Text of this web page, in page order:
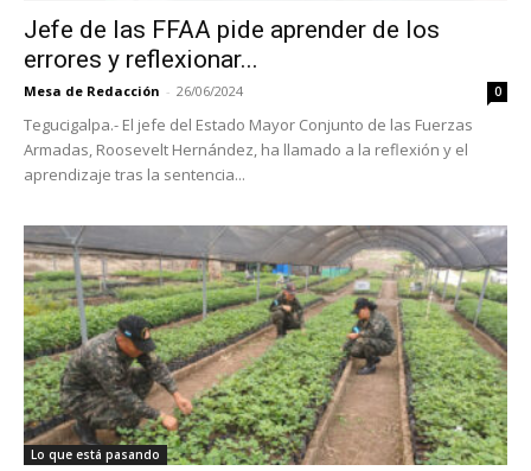
Jefe de las FFAA pide aprender de los
errores y reflexionar...
Mesa de Redacción - 26/06/2024 0
Tegucigalpa.- El jefe del Estado Mayor Conjunto de las Fuerzas
Armadas, Roosevelt Hernández, ha llamado a la reflexión y el
aprendizaje tras la sentencia...
Lo que está pasando